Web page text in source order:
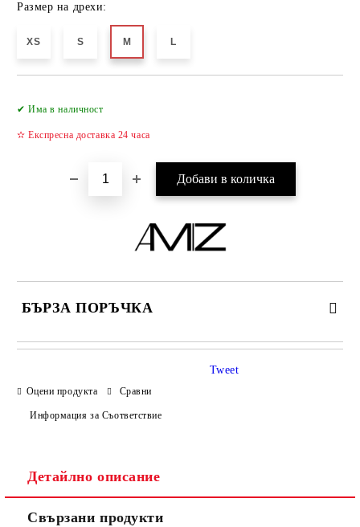
Размер на дрехи:
XS S M L
✔ Има в наличност
✫ Експресна доставка 24 часа
БЪРЗА ПОРЪЧКА
САМО ПОПЪЛНЕТЕ 2 ПОЛЕТА
Оцени продукта Сравни
Информация за Съответствие
Tweet
Детайлно описание
Свързани продукти